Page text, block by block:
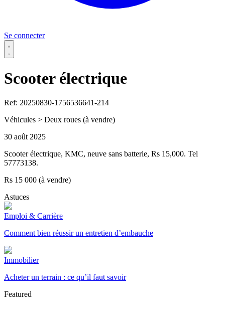
Se connecter
Scooter électrique
Ref: 20250830-1756536641-214
Véhicules > Deux roues (à vendre)
30 août 2025
Scooter électrique, KMC, neuve sans batterie, Rs 15,000. Tel
57773138.
Rs 15 000 (à vendre)
Astuces
Emploi & Carrière
Comment bien réussir un entretien d’embauche
Immobilier
Acheter un terrain : ce qu’il faut savoir
Featured